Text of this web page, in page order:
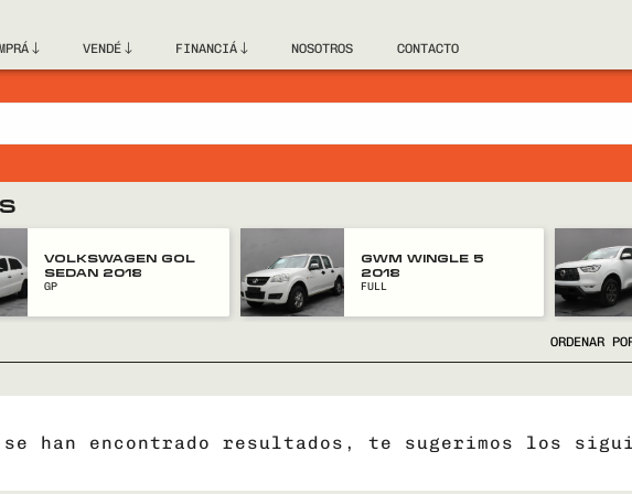
VENDÉ FINANCIÁ NOSOTROS CONTACTO
VOLKSWAGEN GOL
SEDAN 2018
GP
GWM WINGLE 5
2018
FULL
ORDENAR
se han encontrado resultados, te sugerimos los